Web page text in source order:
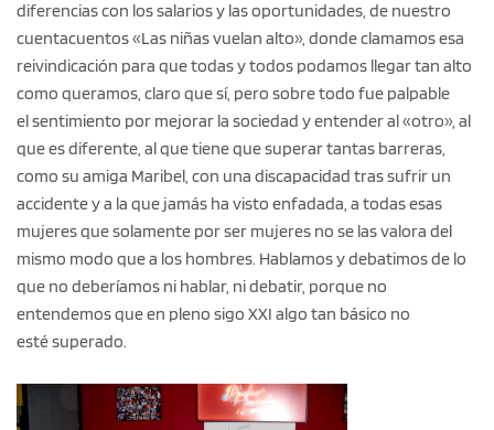
diferencias con los salarios y las oportunidades, de nuestro
cuentacuentos «Las niñas vuelan alto», donde clamamos esa
reivindicación para que todas y todos podamos llegar tan alto
como queramos, claro que sí, pero sobre todo fue palpable
el sentimiento por mejorar la sociedad y entender al «otro», al
que es diferente, al que tiene que superar tantas barreras,
como su amiga Maribel, con una discapacidad tras sufrir un
accidente y a la que jamás ha visto enfadada, a todas esas
mujeres que solamente por ser mujeres no se las valora del
mismo modo que a los hombres. Hablamos y debatimos de lo
que no deberíamos ni hablar, ni debatir, porque no
entendemos que en pleno sigo XXI algo tan básico no
esté superado.